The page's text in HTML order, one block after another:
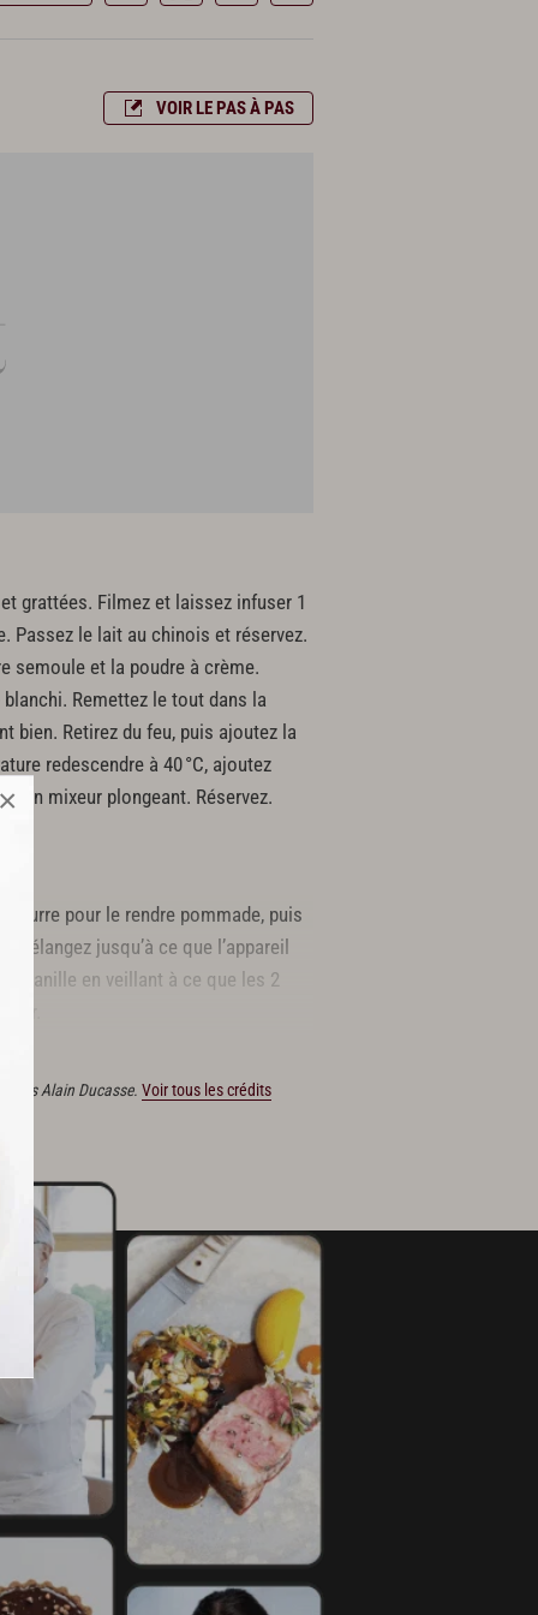
×
VOIR LE PAS À PAS
grattées. Filmez et laissez infuser 1
Passez le lait au chinois et réservez.
semoule et la poudre à crème.
Remettez le tout dans la
bien. Retirez du feu, puis ajoutez la
redescendre à 40 °C, ajoutez
mixeur plongeant. Réservez.
pour le rendre pommade, puis
jusqu’à ce que l’appareil
vanille en veillant à ce que les 2
qu’elle ne blanchisse pas.
Alain Ducasse. Voir tous les crédits